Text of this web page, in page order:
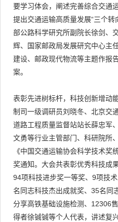
要学习体会，阐述完善综合交通
提出交通运输高质量发展“三个转
部公路科学研究所副院长徐剑、
辉、国家邮政局发展研究中心主
建设、邮政现代物流等主题作报
案。
表彰先进树标杆，科技创新增动
制司一级调研员刘晓冬、北京交
道路工程质量监督站站长薛忠军
文勇等行业主管部门、科研院所
《中国交通运输协会科学技术
奖通知。大会共表彰优秀科技成
94项科技进步奖一等奖、9项技
名同志科技杰出成就奖、35名同
分享高铁基础设施检测、12306
得者徐铖铖等个人代表，讲述复